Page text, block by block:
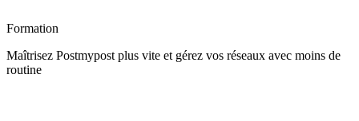
Formation
Maîtrisez Postmypost plus vite et gérez vos réseaux avec moins de
routine